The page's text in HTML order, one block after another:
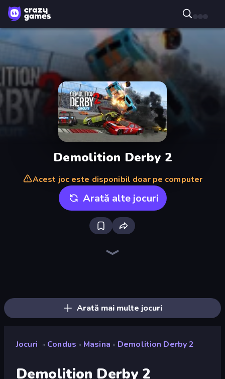
Demolition Derby 2
Acest joc este disponibil doar pe computer
Arată alte jocuri
Arată mai multe jocuri
Jocuri » Condus » Masina » Demolition Derby 2
Demolition Derby 2